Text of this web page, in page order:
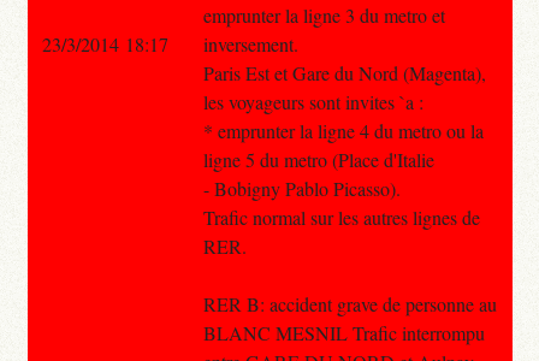
emprunter la ligne 3 du metro et
inversement.
Paris Est et Gare du Nord (Magenta),
les voyageurs sont invites `a :
* emprunter la ligne 4 du metro ou la
ligne 5 du metro (Place d'Italie
- Bobigny Pablo Picasso).
Trafic normal sur les autres lignes de
RER.
RER B: accident grave de personne au
BLANC MESNIL Trafic interrompu
23/3/2014 18:17